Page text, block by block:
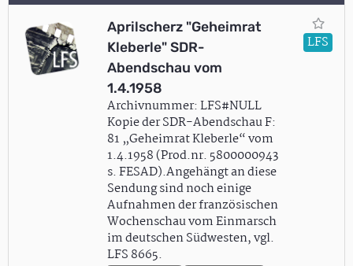
Aprilscherz "Geheimrat
Kleberle" SDR-
Abendschau vom
1.4.1958
Archivnummer: LFS#NULL
Kopie der SDR-Abendschau F:
81 „Geheimrat Kleberle“ vom
1.4.1958 (Prod.nr. 5800000943
s. FESAD).Angehängt an diese
Sendung sind noch einige
Aufnahmen der französischen
Wochenschau vom Einmarsch
im deutschen Südwesten, vgl.
LFS 8665.
LFS